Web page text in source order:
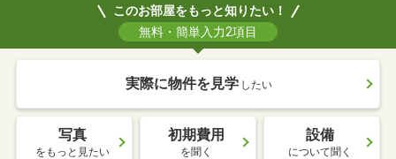
このお部屋をもっと知りたい！
無料・簡単入力2項目
実際に物件を見学 したい
写真
をもっと見たい
初期費用
を聞く
設備
について聞く